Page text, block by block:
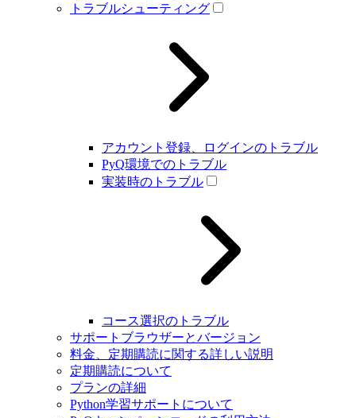
トラブルシューティング
アカウント登録、ログインのトラブル
PyQ環境でのトラブル
実装時のトラブル
コース選択のトラブル
サポートブラウザーとバージョン
料金、定期購読に関する詳しい説明
定期購読について
プランの詳細
Python学習サポートについて